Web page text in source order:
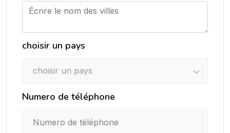
choisir un pays
choisir un pays
Numero de téléphone